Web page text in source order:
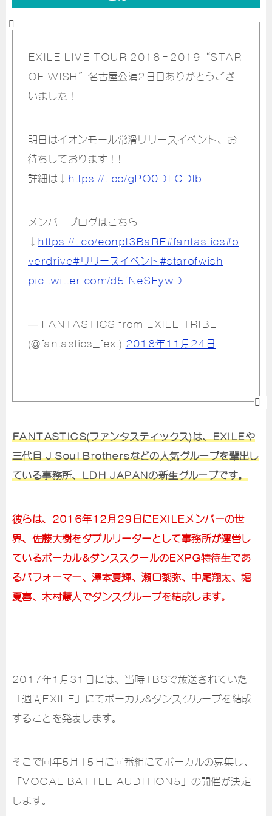
EXILE LIVE TOUR 2018‐2019“STAR
OF WISH”名古屋公演2日目ありがとうござ
いました！
明日はイオンモール常滑リリースイベント、お
待ちしております！!
詳細は↓ https://t.co/gPO0DLCDIb
メンバーブログはこちら
↓ https://t.co/eonpI3BaRF#fantastics#o
verdrive#リリースイベント#starofwish
pic.twitter.com/d5fNeSFywD
— FANTASTICS from EXILE TRIBE
(@fantastics_fext) 2018年11月24日
FANTASTICS(ファンタスティックス)は、EXILEや
三代目 J Soul Brothersなどの人気グループを輩出し
ている事務所、LDH JAPANの新生グループです。
彼らは、2016年12月29日にEXILEメンバーの世
界、佐藤大樹をダブルリーダーとして事務所が運営し
ているボーカル&ダンススクールのEXPG特待生であ
るパフォーマー、澤本夏輝、瀬口黎弥、中尾翔太、堀
夏喜、木村慧人でダンスグループを結成します。
2017年1月31日には、当時TBSで放送されていた
「週間EXILE」にてボーカル&ダンスグループを結成
することを発表します。
そこで同年5月15日に同番組にてボーカルの募集し、
「VOCAL BATTLE AUDITION5」の開催が決定
します。